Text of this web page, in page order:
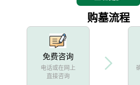
购墓流程
免费咨询
电话或在网上
直接咨询